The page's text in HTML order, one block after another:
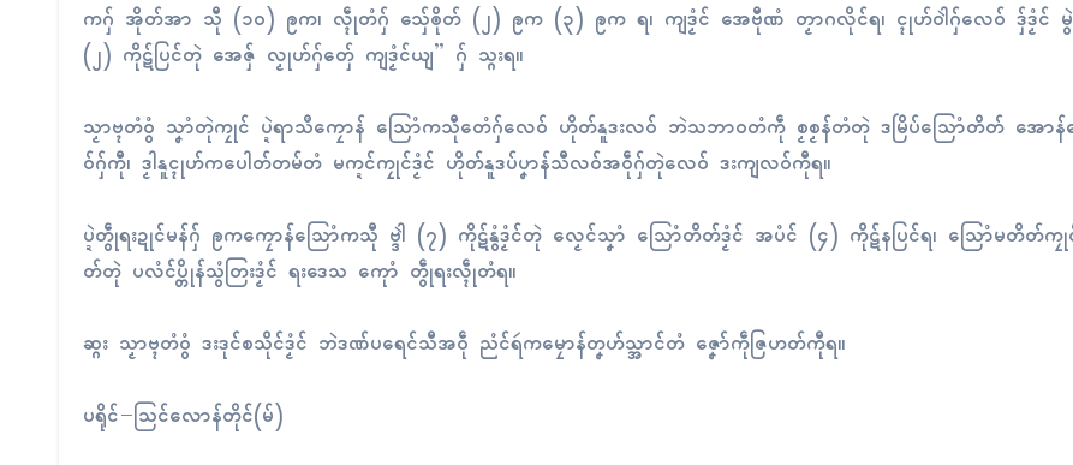
ကဂှ် အိုတ်အာ သီု (၁၀) ဨက၊ လ္ၚဵုတံဂှ် သှ်ေၜိုတ် (၂) ဨက (၃) ဨက ရ၊ ကျဒၟံၚ် အေဗီုဏံ တၟာဂလိုၚ်ရ၊ ၚုဟ်ဝါဲဂှ်လေဝ် ဒှ်ဒၟံၚ် မွဲ
(၂) ကိုဋ်ပြၚ်တုဲ အေဇှ် လၟုဟ်ဂှ်တှ်ေ ကျဒၟံၚ်ယျ” ဂှ် သ္ဂးရ။
သၟာဗ္ၚတံဝွံ သၞာံတုဲကၠုၚ် ပ္ဍဲရာသဳကၠောန် သြောံကသီုတေံဂှ်လေဝ် ဟိုတ်နူဒးလဝ် ဘဲသဘာဝတံကဵု စၟစၟန်တံတုဲ ဒမြိပ်သြောံတိတ် အော
ဝ်ဂှ်ကီု၊ ဒၟါနူၚုဟ်ကပေါတ်တမ်တံ မက္ဍၚ်ကၠုၚ်ဒၟံၚ် ဟိုတ်နူဒပ်ပၞာန်သီလဝ်အဝဵုဂှ်တုဲလေဝ် ဒးကျလဝ်ကီုရ။
ပ္ဍဲတွဵုရးဍုၚ်မန်ဂှ် ဨကကၠောန်သြောံကသီု ဗ္ဒါဲ (၇) ကိုဋ်နွံဒၟံၚ်တုဲ လၟေၚ်သၞာံ သြောံတိတ်ဒၟံၚ် အပံၚ် (၄) ကိုဋ်နပြၚ်ရ၊ သြောံမတိတ်
တ်တုဲ ပလံၚ်ပ္တိုန်သွံတြးဒၟံၚ် ရးဒေသ ကေုာံ တွဵုရးလ္ၚဵုတံရ။
ဆ္ဂး သၟာဗ္ၚတံဝွံ ဒးဒုၚ်စသိုၚ်ဒၟံၚ် ဘဲဒဏ်ပရေၚ်သီအဝဵု ညံၚ်ရဴကမၠောန်တၞဟ်သ္အာၚ်တံ ဇၞော်ကဵုဇြဟတ်ကီုရ။
ပရိုၚ်−သြၚ်လောန်တိုၚ်(မ်)